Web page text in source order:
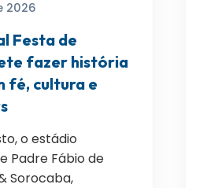
2026
Festa de
fazer história
fé, cultura e
o estádio
Padre Fábio de
Sorocaba,